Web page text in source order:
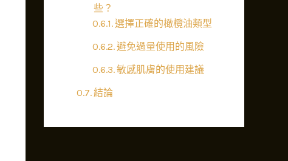
些？
選擇正確的橄欖油類型
避免過量使用的風險
敏感肌膚的使用建議
結論